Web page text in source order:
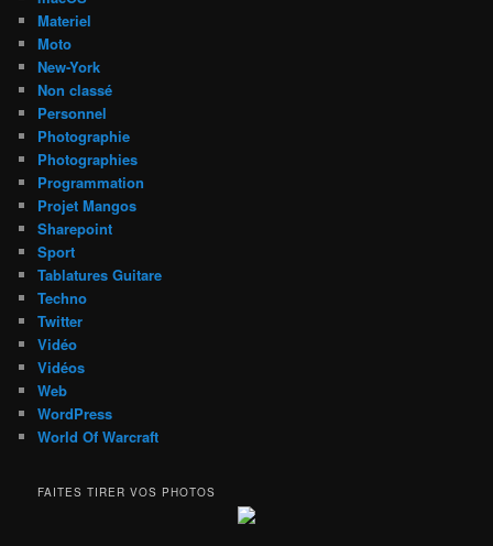
Materiel
Moto
New-York
Non classé
Personnel
Photographie
Photographies
Programmation
Projet Mangos
Sharepoint
Sport
Tablatures Guitare
Techno
Twitter
Vidéo
Vidéos
Web
WordPress
World Of Warcraft
FAITES TIRER VOS PHOTOS